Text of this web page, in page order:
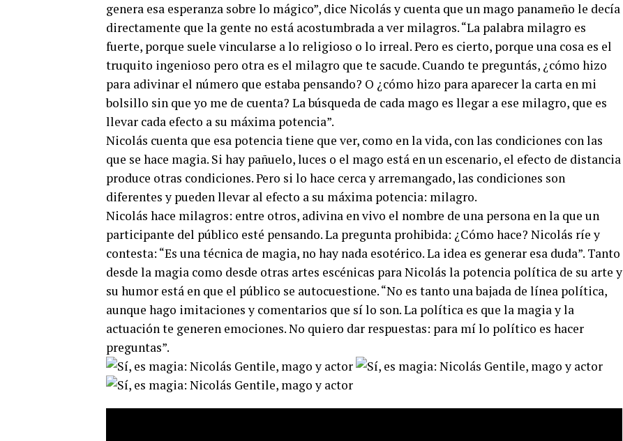
genera esa esperanza sobre lo mágico”, dice Nicolás y cuenta que un mago panameño le decía
directamente que la gente no está acostumbrada a ver milagros. “La palabra milagro es
fuerte, porque suele vincularse a lo religioso o lo irreal. Pero es cierto, porque una cosa es el
truquito ingenioso pero otra es el milagro que te sacude. Cuando te preguntás, ¿cómo hizo
para adivinar el número que estaba pensando? O ¿cómo hizo para aparecer la carta en mi
bolsillo sin que yo me de cuenta? La búsqueda de cada mago es llegar a ese milagro, que es
llevar cada efecto a su máxima potencia”.
Nicolás cuenta que esa potencia tiene que ver, como en la vida, con las condiciones con las
que se hace magia. Si hay pañuelo, luces o el mago está en un escenario, el efecto de distancia
produce otras condiciones. Pero si lo hace cerca y arremangado, las condiciones son
diferentes y pueden llevar al efecto a su máxima potencia: milagro.
Nicolás hace milagros: entre otros, adivina en vivo el nombre de una persona en la que un
participante del público esté pensando. La pregunta prohibida: ¿Cómo hace? Nicolás ríe y
contesta: “Es una técnica de magia, no hay nada esotérico. La idea es generar esa duda”. Tanto
desde la magia como desde otras artes escénicas para Nicolás la potencia política de su arte y
su humor está en que el público se autocuestione. “No es tanto una bajada de línea política,
aunque hago imitaciones y comentarios que sí lo son. La política es que la magia y la
actuación te generen emociones. No quiero dar respuestas: para mí lo político es hacer
preguntas”.